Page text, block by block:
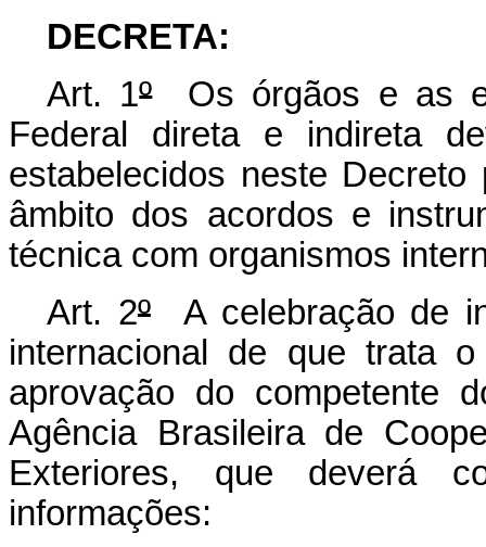
DECRETA:
Art. 1ºOs órgãos e as
Federal direta e indireta
estabelecidos neste
âmbito dos acordos e
técnica com organismos
Art. 2ºA celebração de
internacional de que trata
aprovação do competente
Agência Brasileira de
Exteriores, que deverá
informações: